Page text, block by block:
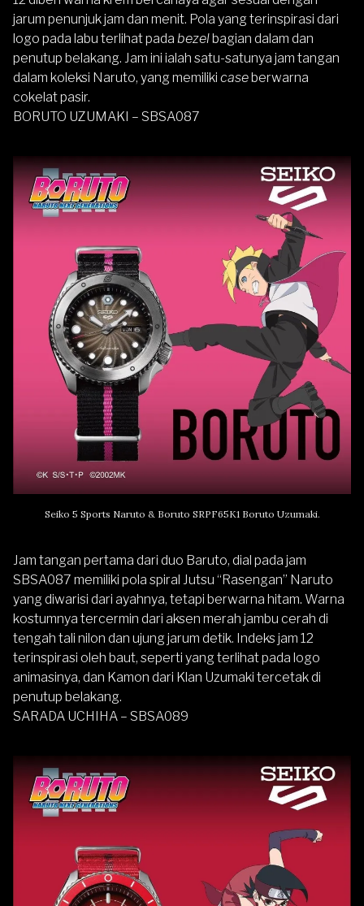
jarum penunjuk jam dan menit. Pola yang terinspirasi dari
logo pada labu terlihat pada bezelbagian dalam dan
penutup belakang. Jam ini ialah satu-satunya jam tangan
dalam koleksi Naruto, yang memiliki caseberwarna
cokelat pasir.
BORUTO UZUMAKI – SBSA087
Seiko 5 Sports Naruto & Boruto SRPF65K1 Boruto Uzumaki.
Jam tangan pertama dari duo Baruto, dial pada jam
SBSA087 memiliki pola spiral Jutsu “Rasengan” Naruto
yang diwarisi dari ayahnya, tetapi berwarna hitam. Warna
kostumnya tercermin dari aksen merah jambu cerah di
tengah tali nilon dan ujung jarum detik. Indeks jam 12
terinspirasi oleh baut, seperti yang terlihat pada logo
animasinya, dan Kamon dari Klan Uzumaki tercetak di
penutup belakang.
SARADA UCHIHA – SBSA089